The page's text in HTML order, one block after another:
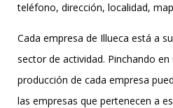
teléfono, dirección, localidad,
Cada empresa de Illueca está a
sector de actividad. Pinchando
producción de cada empresa
las empresas que pertenecen a